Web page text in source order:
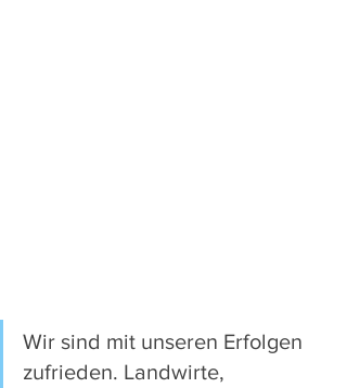
Wir sind mit unseren Erfolgen
zufrieden. Landwirte,